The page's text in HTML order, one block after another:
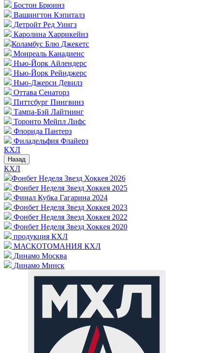
Бостон Брюинз
Вашингтон Кэпиталз
Детройт Ред Уингз
Каролина Харрикейнз
Коламбус Блю Джекетс
Монреаль Канадиенс
Нью-Йорк Айлендерс
Нью-Йорк Рейнджерс
Нью-Джерси Девилз
Оттава Сенаторз
Питтсбург Пингвинз
Тампа-Бэй Лайтнинг
Торонто Мейпл Лифс
Флорида Пантерз
Филадельфия Флайерз
КХЛ
Назад
КХЛ
Фонбет Неделя Звезд Хоккея 2026
Фонбет Неделя Звезд Хоккея 2025
Финал Кубка Гагарина 2024
Фонбет Неделя Звезд Хоккея 2023
Фонбет Неделя Звезд Хоккея 2022
Фонбет Неделя Звезд Хоккея 2020
продукция КХЛ
МАСКОТОМАНИЯ КХЛ
Динамо Москва
Динамо Минск